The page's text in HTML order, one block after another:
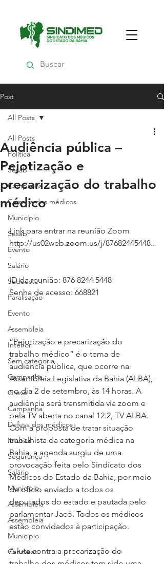
Post
All Posts
Política
Sesab
Campanha
Carreira dos médicos
Município
Sesab
Evento
Salário
Sudoeste I
Paralisação
Evento
Assembleia
Interior
Sem categoria
Campanha
Greve
Campanha
Defesa dos médicos
Interior
Segurança
Salário
Município
Assembleia
Assembleia
Município
Candeias
All Posts
Audiência pública –
Pejotização e
precarização do trabalho
médico
Link para entrar na reunião Zoom
http://us02web.zoom.us/j/87682445448..
.
ID da reunião: 876 8244 5448
Senha de acesso: 668821
“Pejotização e precarização do
trabalho médico” é o tema de
audiência pública, que ocorre na
Assembleia Legislativa da Bahia (ALBA),
no dia 2 de setembro, às 14 horas. A
audiência será transmitida via zoom e
pela TV aberta no canal 12.2, TV ALBA.
Com a proposta de tratar situação
trabalhista da categoria médica na
Bahia, a agenda surgiu de uma
provocação feita pelo Sindicato dos
Médicos do Estado da Bahia, por meio
de ofício enviado a todos os
deputados do estado e pautada pelo
parlamentar Jacó. Todos os médicos
estão convidados à participação.
A luta contra a precarização do